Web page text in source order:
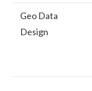
Geo Data
Design